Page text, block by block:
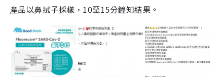
產品以鼻拭子採樣，10至15分鐘知結果。